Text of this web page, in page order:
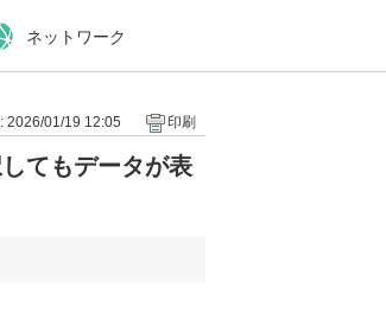
ネットワーク
2026/01/19 12:05 印刷
てもデータが表